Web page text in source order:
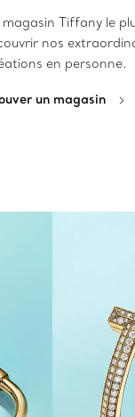
magasin Tiffany le
nos
en personne.
un magasin